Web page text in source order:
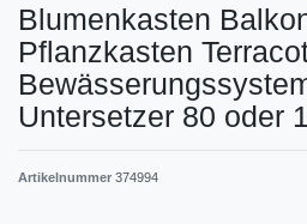
Blumenkasten
Pflanzkasten
Untersetzer 80 oder
Artikelnummer 374994